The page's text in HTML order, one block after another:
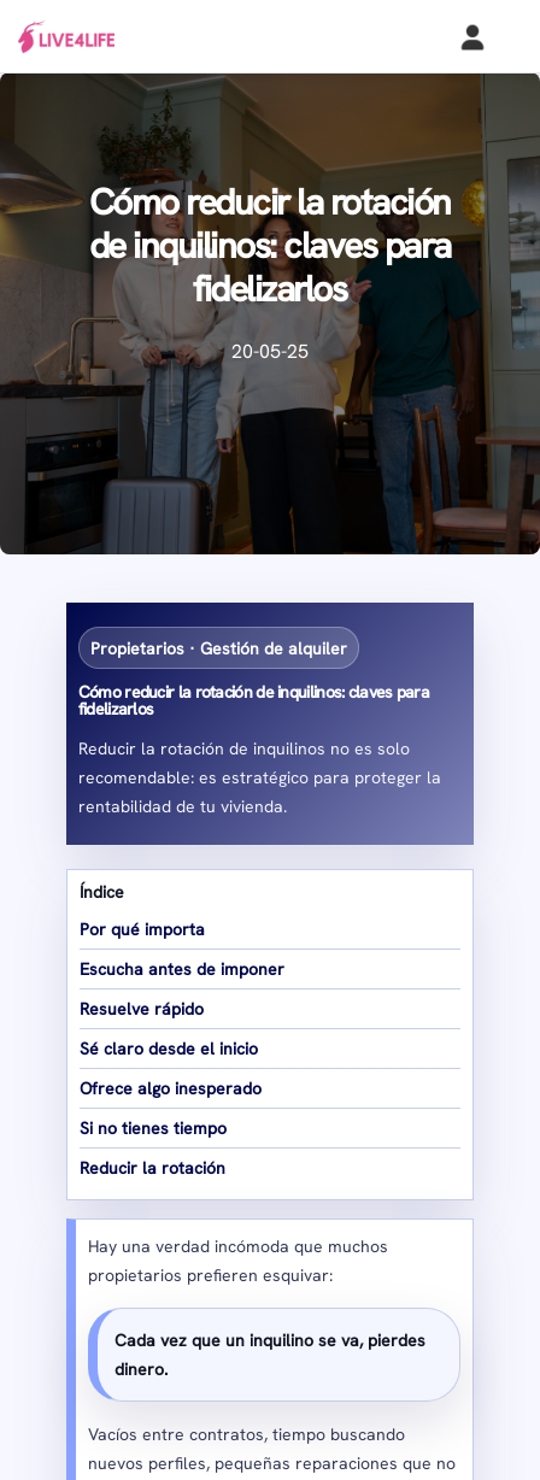
Cómo reducir la rotación
de inquilinos: claves para
fidelizarlos
20-05-25
Propietarios · Gestión de alquiler
Cómo reducir la rotación de inquilinos: claves para
fidelizarlos
Reducir la rotación de inquilinos no es solo
recomendable: es estratégico para proteger la
rentabilidad de tu vivienda.
Índice
Por qué importa
Escucha antes de imponer
Resuelve rápido
Sé claro desde el inicio
Ofrece algo inesperado
Si no tienes tiempo
Reducir la rotación
Hay una verdad incómoda que muchos
propietarios prefieren esquivar:
Cada vez que un inquilino se va, pierdes
dinero.
Vacíos entre contratos, tiempo buscando
nuevos perfiles, pequeñas reparaciones que no